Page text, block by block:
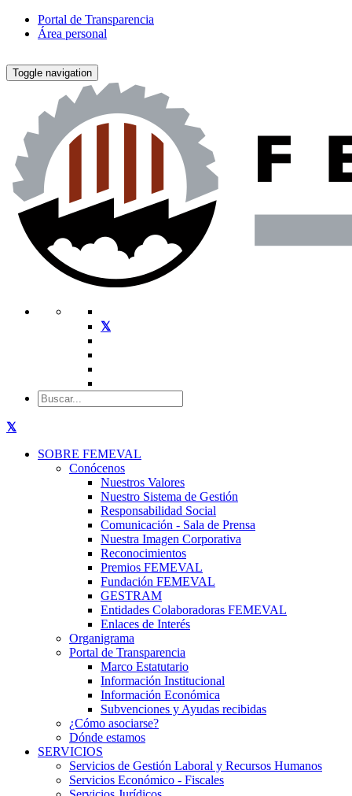
Portal de Transparencia
Área personal
Toggle navigation
SOBRE FEMEVAL
Conócenos
Nuestros Valores
Nuestro Sistema de Gestión
Responsabilidad Social
Comunicación - Sala de Prensa
Nuestra Imagen Corporativa
Reconocimientos
Premios FEMEVAL
Fundación FEMEVAL
GESTRAM
Entidades Colaboradoras FEMEVAL
Enlaces de Interés
Organigrama
Portal de Transparencia
Marco Estatutario
Información Institucional
Información Económica
Subvenciones y Ayudas recibidas
¿Cómo asociarse?
Dónde estamos
SERVICIOS
Servicios de Gestión Laboral y Recursos Humanos
Servicios Económico - Fiscales